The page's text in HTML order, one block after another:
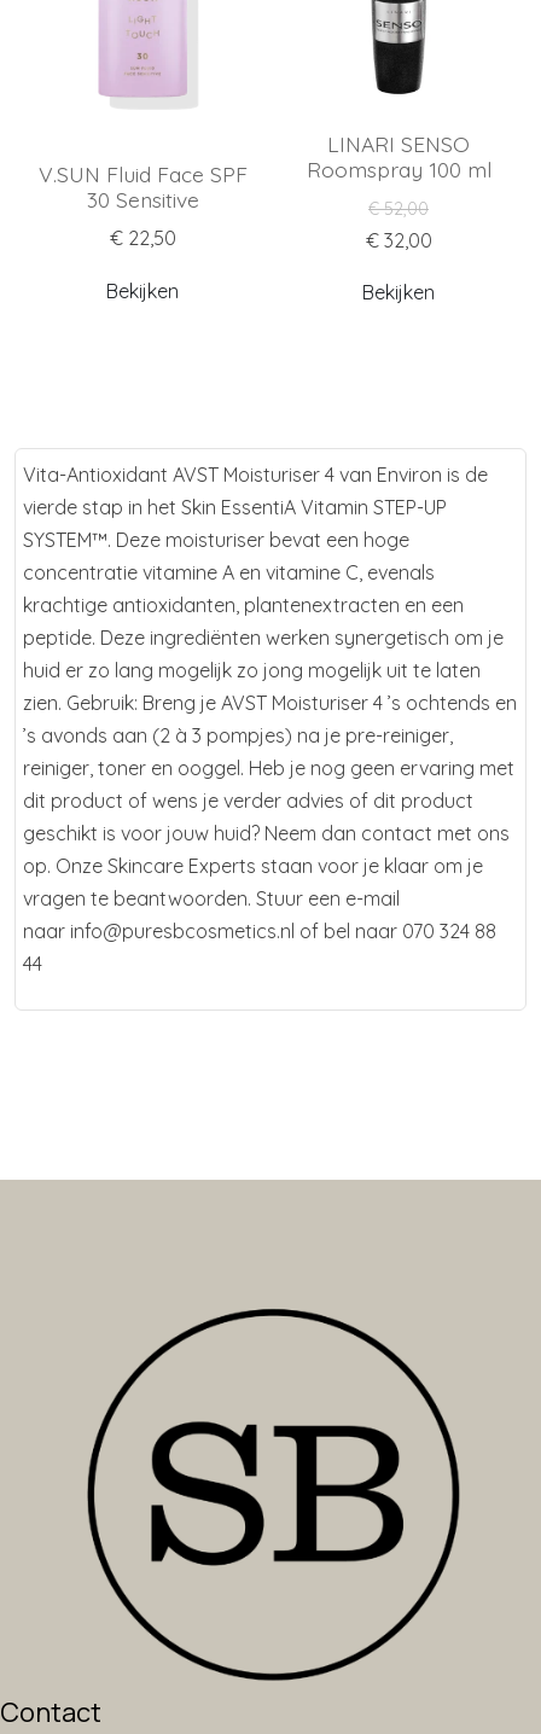
V.SUN Fluid Face SPF
30 Sensitive
€ 22,50
Bekijken
LINARI SENSO
Roomspray 100 ml
€ 52,00
€ 32,00
Bekijken
Vita-Antioxidant AVST Moisturiser 4 van Environ is de
vierde stap in het Skin EssentiA Vitamin STEP-UP
SYSTEM™. Deze moisturiser bevat een hoge
concentratie vitamine A en vitamine C, evenals
krachtige antioxidanten, plantenextracten en een
peptide. Deze ingrediënten werken synergetisch om je
huid er zo lang mogelijk zo jong mogelijk uit te laten
zien. Gebruik: Breng je AVST Moisturiser 4 ’s ochtends en
’s avonds aan (2 à 3 pompjes) na je pre-reiniger,
reiniger, toner en ooggel. Heb je nog geen ervaring met
dit product of wens je verder advies of dit product
geschikt is voor jouw huid? Neem dan contact met ons
op. Onze Skincare Experts staan voor je klaar om je
vragen te beantwoorden. Stuur een e-mail
naar info@puresbcosmetics.nl of bel naar 070 324 88
44
Contact